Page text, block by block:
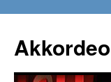
springen